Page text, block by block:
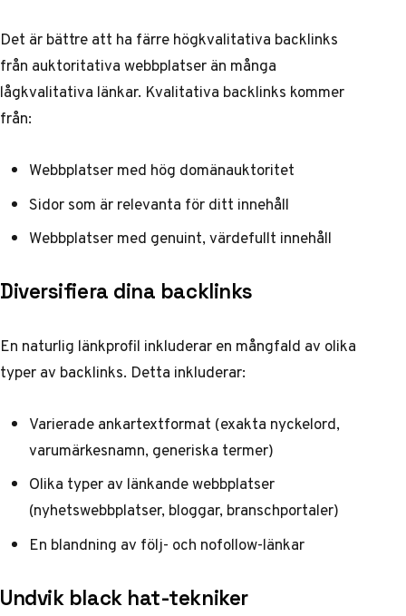
Det är bättre att ha färre högkvalitativa backlinks
från auktoritativa webbplatser än många
lågkvalitativa länkar. Kvalitativa backlinks kommer
från:
Webbplatser med hög domänauktoritet
Sidor som är relevanta för ditt innehåll
Webbplatser med genuint, värdefullt innehåll
Diversifiera dina backlinks
En naturlig länkprofil inkluderar en mångfald av olika
typer av backlinks. Detta inkluderar:
Varierade ankartextformat (exakta nyckelord,
varumärkesnamn, generiska termer)
Olika typer av länkande webbplatser
(nyhetswebbplatser, bloggar, branschportaler)
En blandning av följ- och nofollow-länkar
Undvik black hat-tekniker